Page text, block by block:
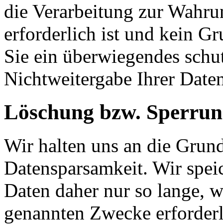
die Verarbeitung zur
erforderlich ist und kein
Sie ein überwiegendes
Nichtweitergabe Ihrer
Löschung bzw.
Wir halten uns an die
Datensparsamkeit. Wir
Daten daher nur so lange,
genannten Zwecke